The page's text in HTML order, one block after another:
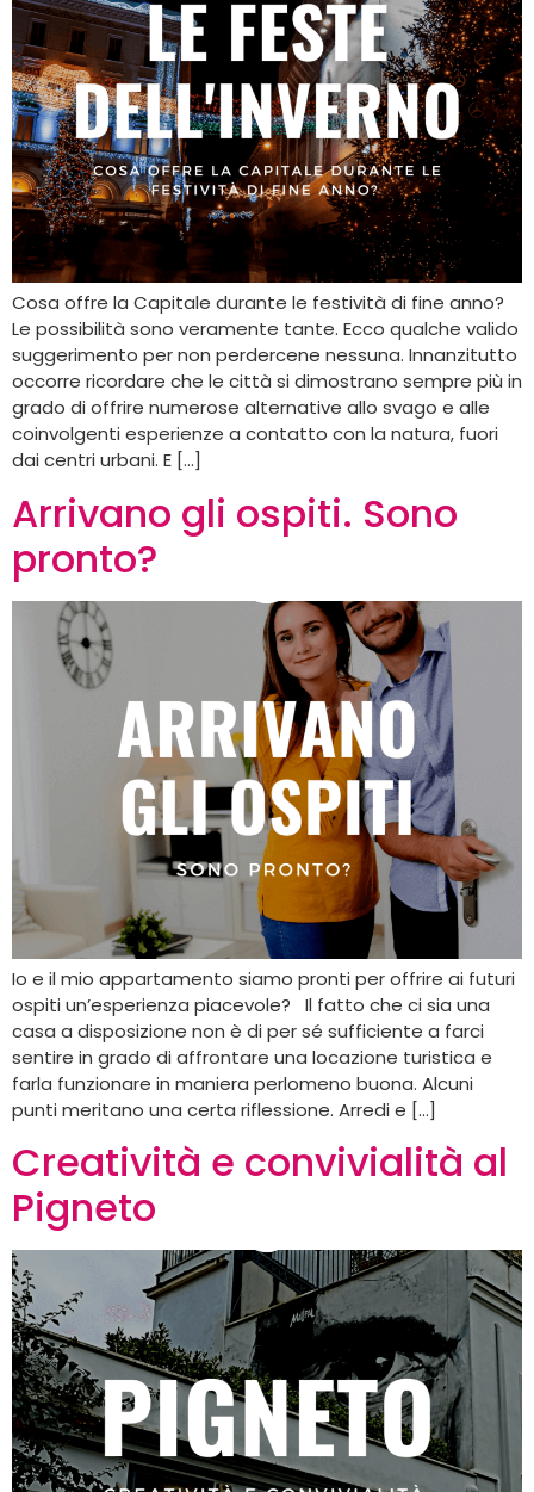
Cosa offre la Capitale durante le festività di fine anno?
Le possibilità sono veramente tante. Ecco qualche valido
suggerimento per non perdercene nessuna. Innanzitutto
occorre ricordare che le città si dimostrano sempre più in
grado di offrire numerose alternative allo svago e alle
coinvolgenti esperienze a contatto con la natura, fuori
dai centri urbani. E […]
Arrivano gli ospiti. Sono
pronto?
Io e il mio appartamento siamo pronti per offrire ai futuri
ospiti un’esperienza piacevole? Il fatto che ci sia una
casa a disposizione non è di per sé sufficiente a farci
sentire in grado di affrontare una locazione turistica e
farla funzionare in maniera perlomeno buona. Alcuni
punti meritano una certa riflessione. Arredi e […]
Creatività e convivialità al
Pigneto